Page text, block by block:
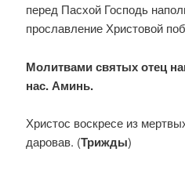
перед Пасхой Господь
прославление Христовой
Молитвами святых отец
нас. Аминь.
Христос воскресе из
даровав. (Трижды)